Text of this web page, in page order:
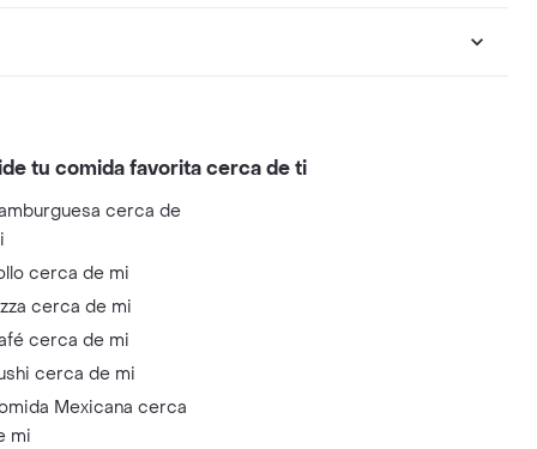
tu comida favorita cerca de ti
cerca de
cerca de mi
cerca de mi
cerca de mi
cerca de mi
Mexicana cerca
mi